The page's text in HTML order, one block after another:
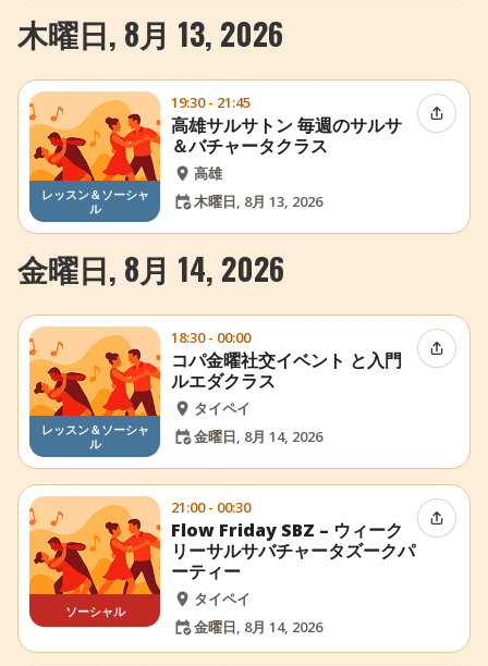
木曜日, 8月 13, 2026
レッスン＆ソーシャ
ル
19:30 - 21:45
高雄サルサトン 毎週のサルサ
＆バチャータクラス
高雄
木曜日, 8月 13, 2026
イベン
金曜日, 8月 14, 2026
レッスン＆ソーシャ
ル
18:30 - 00:00
コパ金曜社交イベント と入門
ルエダクラス
タイペイ
金曜日, 8月 14, 2026
イベン
ソーシャル
21:00 - 00:30
Flow Friday SBZ – ウィーク
リーサルサバチャータズークパ
ーティー
タイペイ
金曜日, 8月 14, 2026
イベン